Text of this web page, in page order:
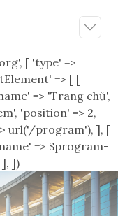
[ 'type' =>
=> [ [
=> 'Trang chủ',
'position' => 2,
url('/program'), ], [
=> $program-
])